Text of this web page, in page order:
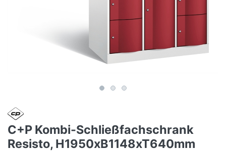
C+P Kombi-Schließfachschrank
Resisto, H1950xB1148xT640mm